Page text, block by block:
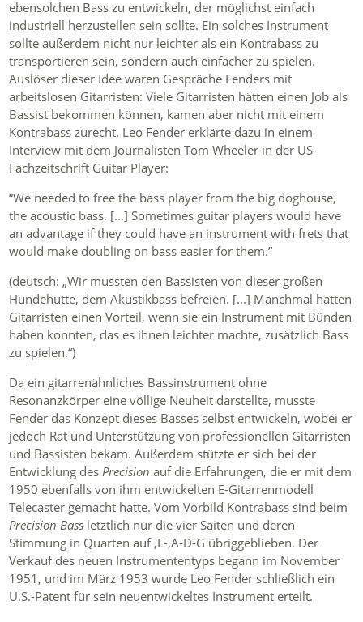
ebensolchen Bass zu entwickeln, der möglichst einfach
industriell herzustellen sein sollte. Ein solches Instrument
sollte außerdem nicht nur leichter als ein Kontrabass zu
transportieren sein, sondern auch einfacher zu spielen.
Auslöser dieser Idee waren Gespräche Fenders mit
arbeitslosen Gitarristen: Viele Gitarristen hätten einen Job als
Bassist bekommen können, kamen aber nicht mit einem
Kontrabass zurecht. Leo Fender erklärte dazu in einem
Interview mit dem Journalisten Tom Wheeler in der US-
Fachzeitschrift Guitar Player:
“We needed to free the bass player from the big doghouse,
the acoustic bass. [...] Sometimes guitar players would have
an advantage if they could have an instrument with frets that
would make doubling on bass easier for them.”
(deutsch: „Wir mussten den Bassisten von dieser großen
Hundehütte, dem Akustikbass befreien. [...] Manchmal hatten
Gitarristen einen Vorteil, wenn sie ein Instrument mit Bünden
haben konnten, das es ihnen leichter machte, zusätzlich Bass
zu spielen.“)
Da ein gitarrenähnliches Bassinstrument ohne
Resonanzkörper eine völlige Neuheit darstellte, musste
Fender das Konzept dieses Basses selbst entwickeln, wobei er
jedoch Rat und Unterstützung von professionellen Gitarristen
und Bassisten bekam. Außerdem stützte er sich bei der
Entwicklung des Precision auf die Erfahrungen, die er mit dem
1950 ebenfalls von ihm entwickelten E-Gitarrenmodell
Telecaster gemacht hatte. Vom Vorbild Kontrabass sind beim
Precision Bass letztlich nur die vier Saiten und deren
Stimmung in Quarten auf ,E-,A-D-G übriggeblieben. Der
Verkauf des neuen Instrumententyps begann im November
1951, und im März 1953 wurde Leo Fender schließlich ein
U.S.-Patent für sein neuentwickeltes Instrument erteilt.